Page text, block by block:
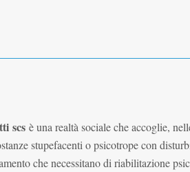
scs è una realtà sociale che accoglie,
stupefacenti o psicotrope con
che necessitano di riabilitazione